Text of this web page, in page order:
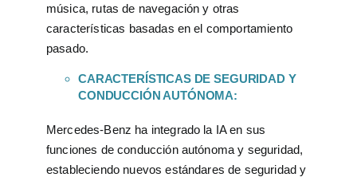
música, rutas de navegación y otras
características basadas en el comportamiento
pasado.
CARACTERÍSTICAS DE SEGURIDAD Y
CONDUCCIÓN AUTÓNOMA:
Mercedes-Benz ha integrado la IA en sus
funciones de conducción autónoma y seguridad,
estableciendo nuevos estándares de seguridad y